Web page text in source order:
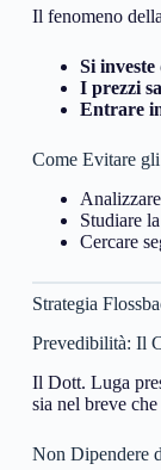
Il fenomeno
Si investe
I prezzi
Entrare
Come Evitare
Studiare
Cercare
Strategia
Prevedibilità: Il
Il Dott. Luga
sia nel breve
Non Dipendere